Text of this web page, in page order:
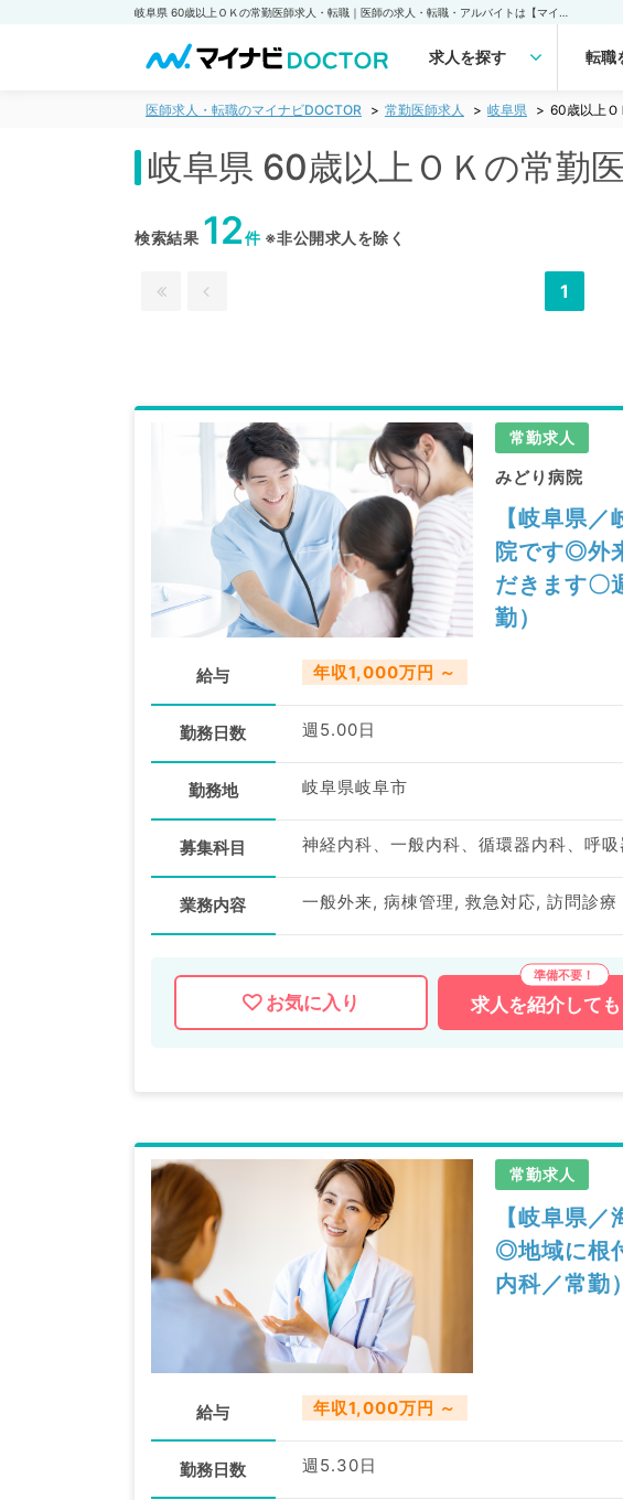
求人を探す 転職
医師求人・転職のマイナビDOCTOR 常勤医師求人 岐阜県 60歳以上Ｏ
岐阜県 60歳以上ＯＫの常勤
検索結果 12件※非公開求人を除く
1
常勤求人
みどり病院
【岐阜県
院です◎外
だきます〇
勤）
給与 年収1,000万円 ～
勤務日数 週5.00日
勤務地 岐阜県岐阜市
募集科目
業務内容 一般外来, 病棟管理, 救急対応, 訪問診療
お気に入り 求人を紹介しても
常勤求人
【岐阜県
◎地域に根
内科／常勤）
給与 年収1,000万円 ～
勤務日数 週5.30日